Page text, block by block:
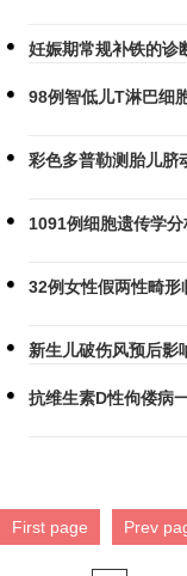
妊娠期常规补铁的诊
98例智低儿T淋巴细
彩色多普勒测胎儿脐
1091例细胞遗传学分
32例女性假两性畸形
新生儿破伤风预后影
抗维生素D性佝偻病
First page Prev